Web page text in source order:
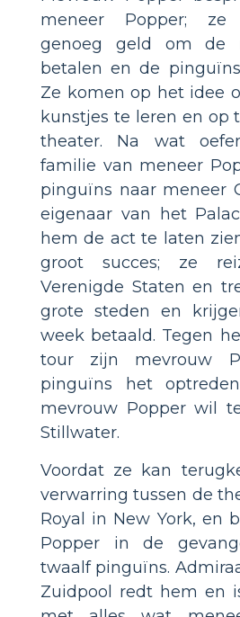
meneer Popper;
genoeg geld om de
betalen en de
Ze komen op het idee
kunstjes te leren en op
theater. Na wat
familie van meneer
pinguïns naar meneer
eigenaar van het
hem de act te laten
groot succes; ze
Verenigde Staten en
grote steden en
week betaald. Tegen
tour zijn mevrouw
pinguïns het
mevrouw Popper wil
Stillwater.
Voordat ze kan
verwarring tussen de
Royal in New York, en
Popper in de
twaalf pinguïns.
Zuidpool redt hem en